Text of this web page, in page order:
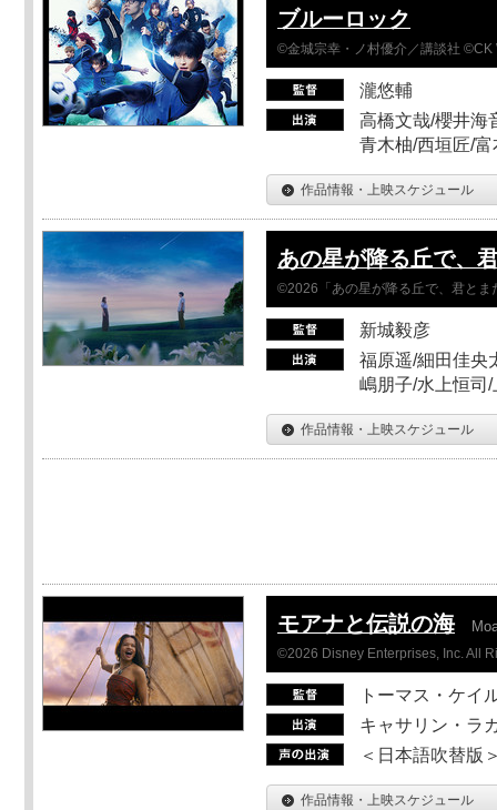
ブルーロック
©金城宗幸・ノ村優介／講談社 ©CK
瀧悠輔
高橋文哉/櫻井海
青木柚/西垣匠/
作品情報・上映スケジュール
あの星が降る丘で、
©2026「あの星が降る丘で、君とま
新城毅彦
福原遥/細田佳央
嶋朋子/水上恒司
作品情報・上映スケジュール
モアナと伝説の海
©2026 Disney Enterprises, Inc. All
トーマス・ケイ
キャサリン・ラ
＜日本語吹替版
作品情報・上映スケジュール